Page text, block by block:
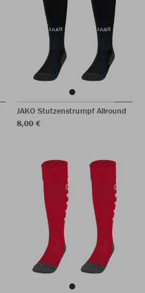
JAKO Stutzenstrumpf Allround
8,00 €